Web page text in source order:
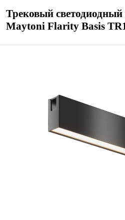
Трековый светодиодный
Maytoni Flarity Basis